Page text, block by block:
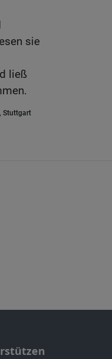
sie
ließ
Stuttgart